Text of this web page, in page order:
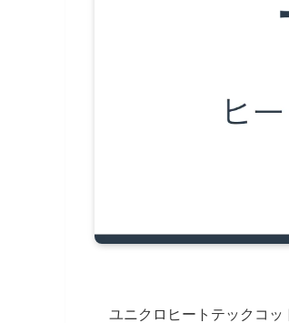
ユニクロヒートテックコッ